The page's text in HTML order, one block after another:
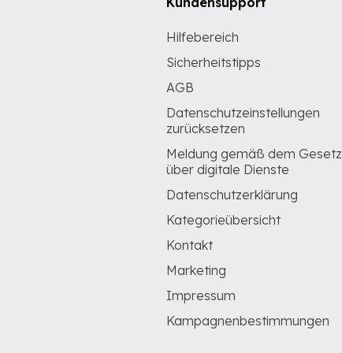
Hilfebereich
Sicherheitstipps
AGB
Datenschutzeinstellungen
zurücksetzen
Meldung gemäß dem Gesetz
über digitale Dienste
Datenschutzerklärung
Kategorieübersicht
Kontakt
Marketing
Impressum
Kampagnenbestimmungen